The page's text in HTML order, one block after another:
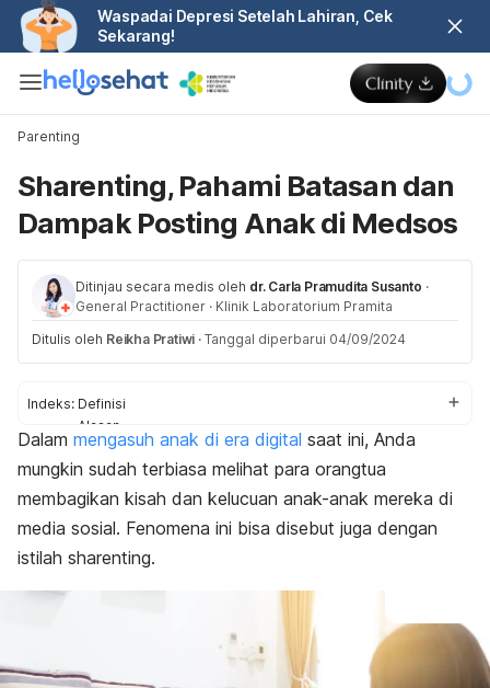
Waspadai Depresi Setelah Lahiran, Cek
Sekarang!
Parenting
Sharenting, Pahami Batasan dan
Dampak Posting Anak di Medsos
Ditinjau secara medis oleh dr. Carla Pramudita Susanto ·
General Practitioner · Klinik Laboratorium Pramita
Ditulis oleh Reikha Pratiwi · Tanggal diperbarui 04/09/2024
Indeks: Definisi
Alasan
Batasan
Dampak
Dalam mengasuh anak di era digital saat ini, Anda
mungkin sudah terbiasa melihat para orangtua
membagikan kisah dan kelucuan anak-anak mereka di
media sosial. Fenomena ini bisa disebut juga dengan
istilah sharenting.